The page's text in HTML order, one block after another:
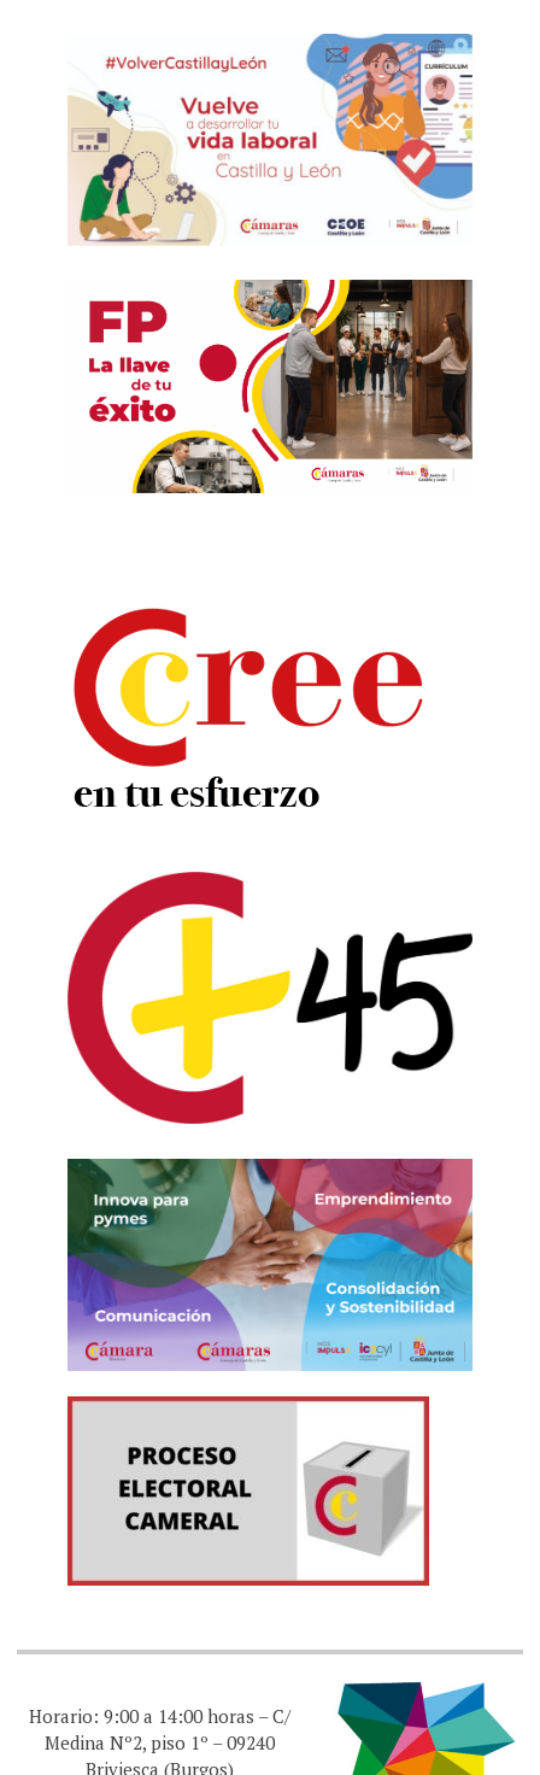
Horario: 9:00 a 14:00 horas – C/
Medina Nº2, piso 1º – 09240
Briviesca (Burgos)